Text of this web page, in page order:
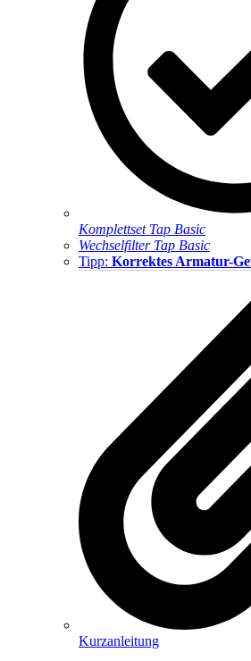
Komplettset Tap Basic
Wechselfilter Tap Basic
Tipp: Korrektes Armatur-
Kurzanleitung